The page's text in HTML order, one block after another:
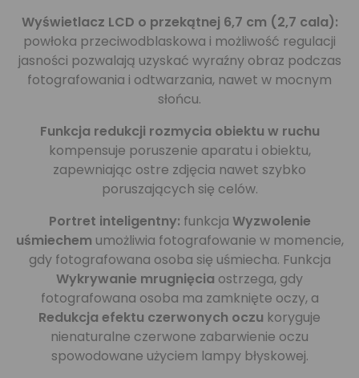
Wyświetlacz LCD o przekątnej 6,7 cm (2,7 cala):
powłoka przeciwodblaskowa i możliwość regulacji
jasności pozwalają uzyskać wyraźny obraz podczas
fotografowania i odtwarzania, nawet w mocnym
słońcu.
Funkcja redukcji rozmycia obiektu w ruchu
kompensuje poruszenie aparatu i obiektu,
zapewniając ostre zdjęcia nawet szybko
poruszających się celów.
Portret inteligentny: funkcja Wyzwolenie
uśmiechem umożliwia fotografowanie w momencie,
gdy fotografowana osoba się uśmiecha. Funkcja
Wykrywanie mrugnięcia ostrzega, gdy
fotografowana osoba ma zamknięte oczy, a
Redukcja efektu czerwonych oczu koryguje
nienaturalne czerwone zabarwienie oczu
spowodowane użyciem lampy błyskowej.